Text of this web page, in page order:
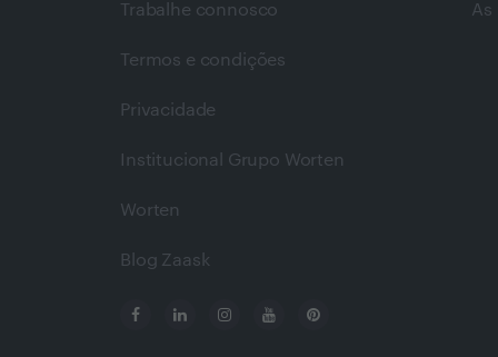
Trabalhe connosco
Termos e condições
Privacidade
Institucional Grupo Worten
Worten
Blog Zaask
As